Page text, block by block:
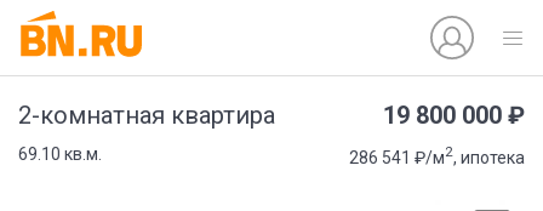
2-комнатная квартира 19 800 000 ₽
69.10 кв.м. 286 541 ₽/м2, ипотека